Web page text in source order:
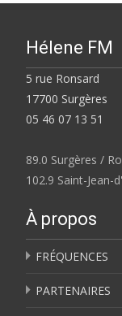
Hélene FM
5 rue Ronsard
17700 Surgères
05 46 07 13 51
89.0 Surgères /
102.9 Saint-Jean-
À propos
FRÉQUENCES
PARTENAIRES